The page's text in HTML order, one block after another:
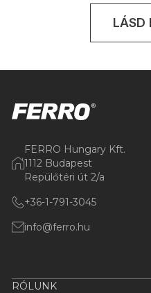
LÁSD
FERRO Hungary Kft.
1112 Budapest
Repülőtéri út 2/a
+36-1-791-3045
info@ferro.hu
RÓLUNK